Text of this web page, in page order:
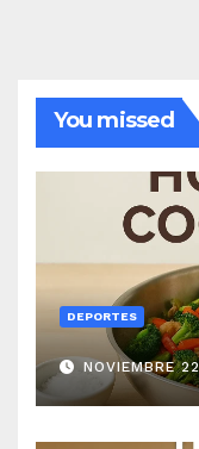
You missed
DEPORTES
NOVIEMBRE